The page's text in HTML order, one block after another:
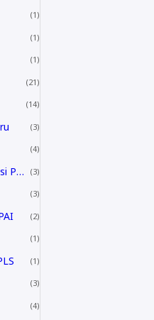
1
1
1
21
14
3
4
Jadwal Seleksi PPPK Guru 2024 3
3
2
1
1
3
4